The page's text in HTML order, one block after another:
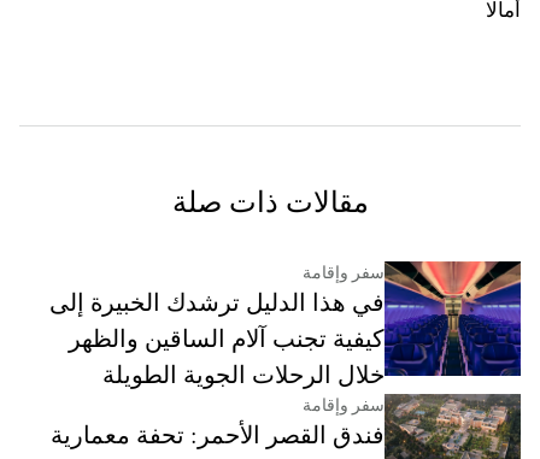
أمالا
مقالات ذات صلة
سفر وإقامة
في هذا الدليل ترشدك الخبيرة إلى
كيفية تجنب آلام الساقين والظهر
خلال الرحلات الجوية الطويلة
سفر وإقامة
فندق القصر الأحمر: تحفة معمارية